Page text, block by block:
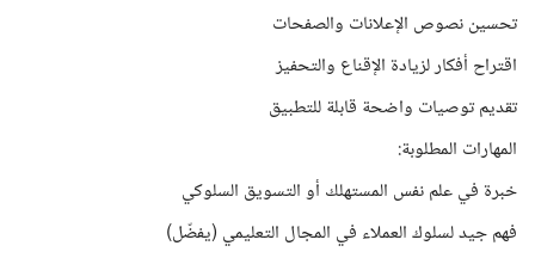
تحسين نصوص الإعلانات والصفحات
اقتراح أفكار لزيادة الإقناع والتحفيز
تقديم توصيات واضحة قابلة للتطبيق
المهارات المطلوبة:
خبرة في علم نفس المستهلك أو التسويق السلوكي
فهم جيد لسلوك العملاء في المجال التعليمي (يفضّل)